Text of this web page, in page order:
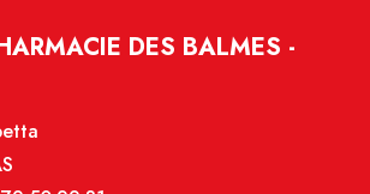
DES BALMES -